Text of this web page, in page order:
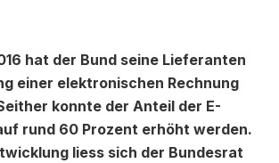
hat der Bund seine Lieferanten
einer elektronischen Rechnung
konnte der Anteil der E-
rund 60 Prozent erhöht werden.
liess sich der Bundesrat